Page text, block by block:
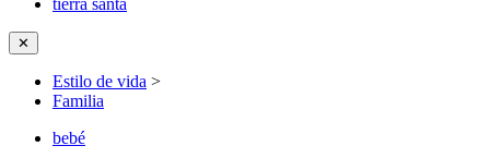
tierra santa
✕
Estilo de vida >
Familia
bebé